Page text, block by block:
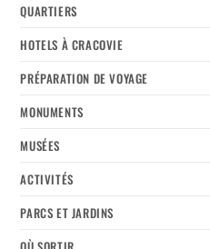
QUARTIERS
HOTELS À CRACOVIE
PRÉPARATION DE VOYAGE
MONUMENTS
MUSÉES
ACTIVITÉS
PARCS ET JARDINS